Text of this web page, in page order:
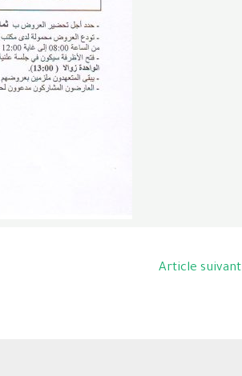
Article suivant